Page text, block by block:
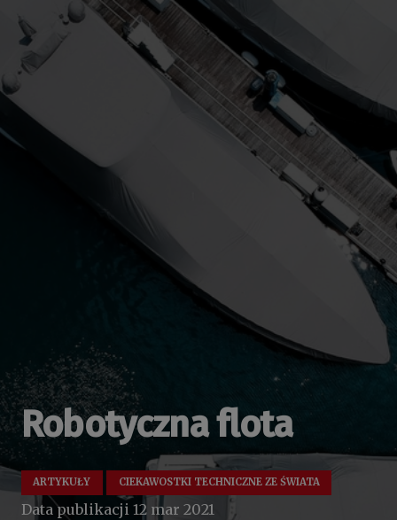
Robotyczna flota
ARTYKUŁY CIEKAWOSTKI TECHNICZNE ZE ŚWIATA
Data publikacji 12 mar 2021